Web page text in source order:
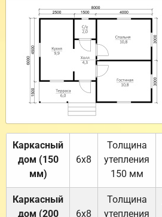
Каркасный
дом (150
мм)
6х8
Толщина
утепления
150 мм
Каркасный
дом (200
6х8
Толщина
утепления